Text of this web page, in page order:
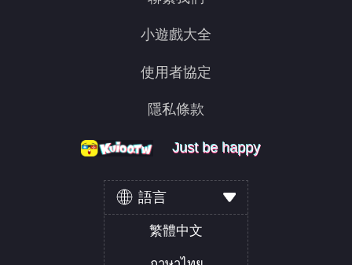
小遊戲大全
使用者協定
隱私條款
Just be happy
Just be happy
Just be happy
語言
繁體中文